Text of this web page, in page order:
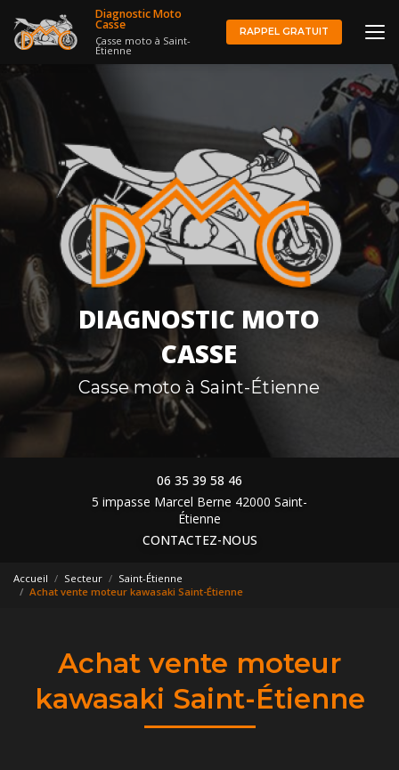
au
contenu
Diagnostic Moto
Casse
Casse moto à Saint-
Étienne
RAPPEL GRATUIT
DIAGNOSTIC MOTO
CASSE
Casse moto à Saint-Étienne
06 35 39 58 46
5 impasse Marcel Berne 42000 Saint-
Étienne
CONTACTEZ-NOUS
Accueil Secteur
Saint-Étienne
Achat vente moteur kawasaki Saint-Étienne
Achat vente moteur
kawasaki Saint-Étienne